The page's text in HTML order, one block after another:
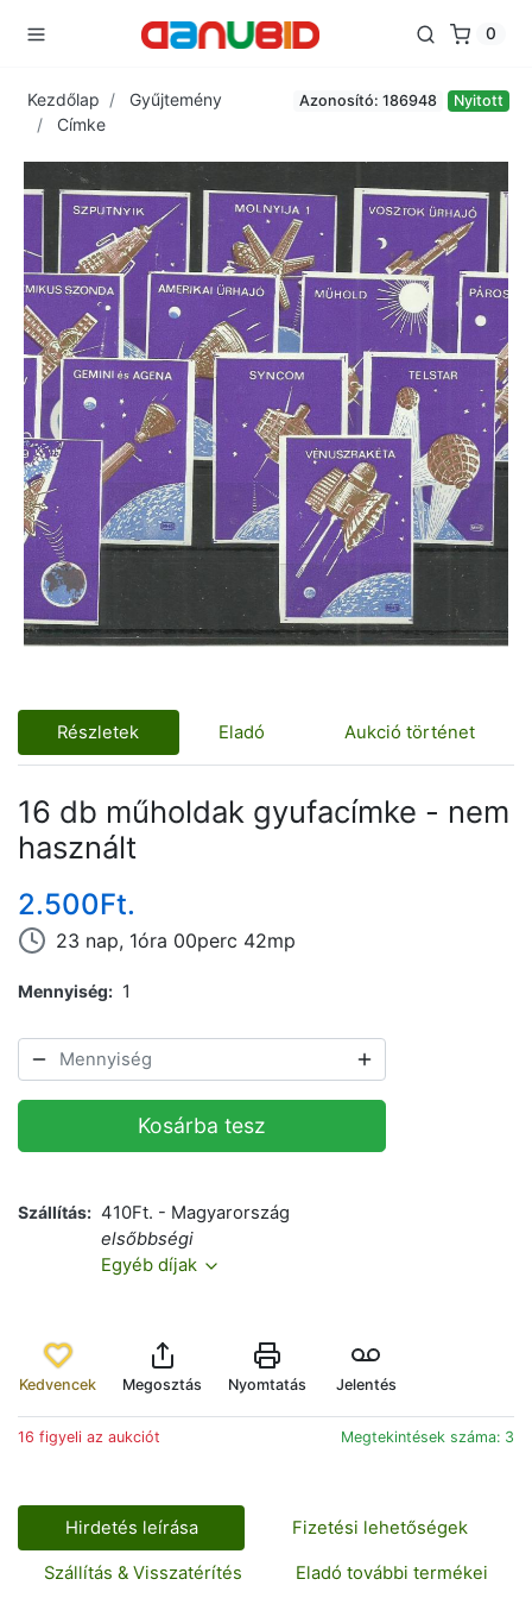
0
Kezdőlap
Gyűjtemény
Címke
Azonosító: 186948 Nyitott
Részletek Eladó Aukció történet
16 db műholdak gyufacímke - nem
használt
2.500Ft.
23 nap, 1óra 00perc 42mp
Mennyiség 1
Kosárba tesz
Szállítás
410Ft. - Magyarország
elsőbbségi
Egyéb díjak
Kedvencek Megosztás Nyomtatás Jelentés
16 figyeli az aukciót Megtekintések száma: 3
Hirdetés leírása Fizetési lehetőségek
Szállítás & Visszatérítés Eladó további termékei